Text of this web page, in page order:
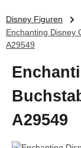
Disney Figuren
Enchanting Disney
A29549
A29549